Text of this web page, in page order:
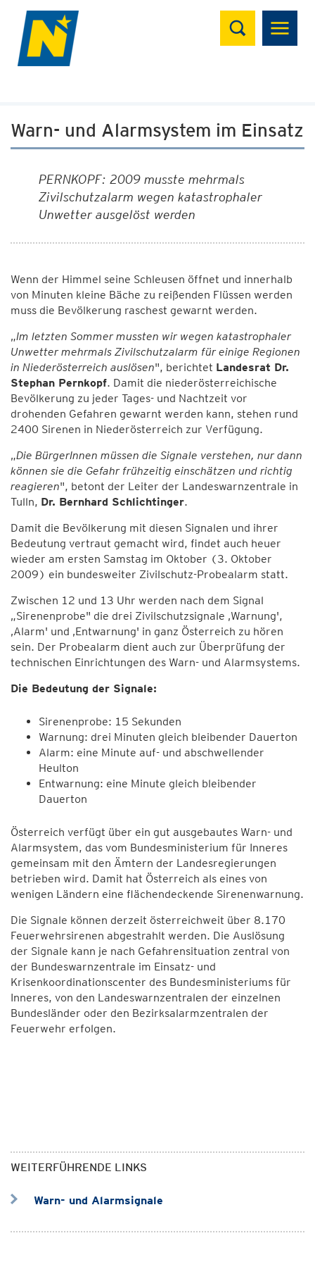
Suchen
Warn- und Alarmsystem im Einsatz
PERNKOPF: 2009 musste mehrmals
Zivilschutzalarm wegen katastrophaler
Unwetter ausgelöst werden
Wenn der Himmel seine Schleusen öffnet und innerhalb
von Minuten kleine Bäche zu reißenden Flüssen werden
muss die Bevölkerung raschest gewarnt werden.
„Im letzten Sommer mussten wir wegen katastrophaler
Unwetter mehrmals Zivilschutzalarm für einige Regionen
in Niederösterreich auslösen", berichtet Landesrat Dr.
Stephan Pernkopf. Damit die niederösterreichische
Bevölkerung zu jeder Tages- und Nachtzeit vor
drohenden Gefahren gewarnt werden kann, stehen rund
2400 Sirenen in Niederösterreich zur Verfügung.
„Die BürgerInnen müssen die Signale verstehen, nur dann
können sie die Gefahr frühzeitig einschätzen und richtig
reagieren", betont der Leiter der Landeswarnzentrale in
Tulln, Dr. Bernhard Schlichtinger.
Damit die Bevölkerung mit diesen Signalen und ihrer
Bedeutung vertraut gemacht wird, findet auch heuer
wieder am ersten Samstag im Oktober (3. Oktober
2009) ein bundesweiter Zivilschutz-Probealarm statt.
Zwischen 12 und 13 Uhr werden nach dem Signal
„Sirenenprobe" die drei Zivilschutzsignale ‚Warnung',
‚Alarm' und ‚Entwarnung' in ganz Österreich zu hören
sein. Der Probealarm dient auch zur Überprüfung der
technischen Einrichtungen des Warn- und Alarmsystems.
Die Bedeutung der Signale:
Sirenenprobe: 15 Sekunden
Warnung: drei Minuten gleich bleibender Dauerton
Alarm: eine Minute auf- und abschwellender
Heulton
Entwarnung: eine Minute gleich bleibender
Dauerton
Österreich verfügt über ein gut ausgebautes Warn- und
Alarmsystem, das vom Bundesministerium für Inneres
gemeinsam mit den Ämtern der Landesregierungen
betrieben wird. Damit hat Österreich als eines von
wenigen Ländern eine flächendeckende Sirenenwarnung.
Die Signale können derzeit österreichweit über 8.170
Feuerwehrsirenen abgestrahlt werden. Die Auslösung
der Signale kann je nach Gefahrensituation zentral von
der Bundeswarnzentrale im Einsatz- und
Krisenkoordinationscenter des Bundesministeriums für
Inneres, von den Landeswarnzentralen der einzelnen
Bundesländer oder den Bezirksalarmzentralen der
Feuerwehr erfolgen.
WEITERFÜHRENDE LINKS
Warn- und Alarmsignale